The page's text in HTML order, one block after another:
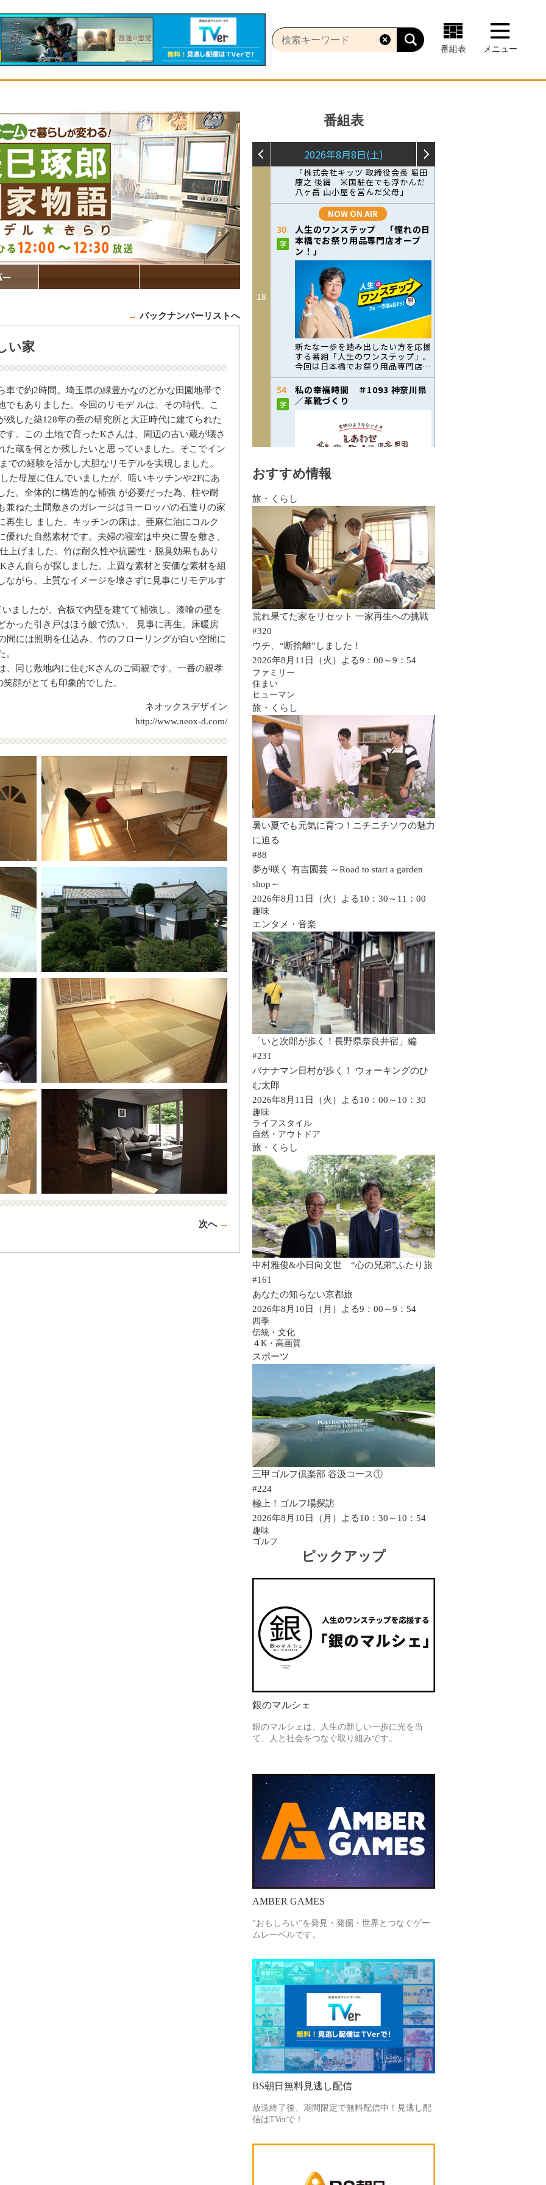
番組表 メニュー
→ バックナンバーリストへ
い家
車で約2時間。埼玉県の緑豊かなのどかな田園地帯で
もありました。今回のリモデ ルは、その時代、こ
した築128年の蚕の研究所と大正時代に建てられた
す。この 土地で育ったKさんは、周辺の古い蔵が壊さ
た蔵を何とか残したいと思っていました。そこでイン
での経験を活かし大胆なリモデルを実現しました。
た母屋に住んでいましたが、暗いキッチンや2Fにあ
た。全体的に構造的な補強 が必要だった為、柱や耐
兼ねた土間敷きのガレージはヨーロッパの石造りの家
再生し ました。キッチンの床は、亜麻仁油にコルク
れた自然素材です。夫婦の寝室は中央に畳を敷き、
上げました。竹は耐久性や抗菌性・脱臭効果もあり
さん自らが探しました。上質な素材と安価な素材を組
ながら、上質なイメージを壊さずに見事にリモデルす
ましたが、合板で内壁を建てて補強し、漆喰の壁を
かった引き戸はほう酸で洗い、 見事に再生。床暖房
間には照明を仕込み、竹のフローリングが白い空間に
、同じ敷地内に住むKさんのご両親です。一番の親孝
顔がとても印象的でした。
ネオックスデザイン
http://www.neox-d.com/
次へ→
番組表
おすすめ情報
旅・くらし
荒れ果てた家をリセット 一家再生への挑戦
#320
ウチ、“断捨離”しました！
2026年8月11日（火）よる9：00～9：54
ファミリー
住まい
ヒューマン
旅・くらし
暑い夏でも元気に育つ！ニチニチソウの魅力
に迫る
#88
夢が咲く 有吉園芸 ～Road to start a garden
shop～
2026年8月11日（火）よる10：30～11：00
趣味
エンタメ・音楽
「いと次郎が歩く！長野県奈良井宿」編
#231
バナナマン日村が歩く！ ウォーキングのひ
む太郎
2026年8月11日（火）よる10：00～10：30
趣味
ライフスタイル
自然・アウトドア
旅・くらし
中村雅俊&小日向文世 “心の兄弟”ふたり旅
#161
あなたの知らない京都旅
2026年8月10日（月）よる9：00～9：54
四季
伝統・文化
４K・高画質
スポーツ
三甲ゴルフ倶楽部 谷汲コース①
#224
極上！ゴルフ場探訪
2026年8月10日（月）よる10：30～10：54
趣味
ゴルフ
ピックアップ
銀のマルシェ
銀のマルシェは、人生の新しい一歩に光を当
て、人と社会をつなぐ取り組みです。
AMBER GAMES
“おもしろい”を発見・発掘・世界とつなぐゲー
ムレーベルです。
BS朝日無料見逃し配信
放送終了後、期間限定で無料配信中！見逃し配
信はTVerで！